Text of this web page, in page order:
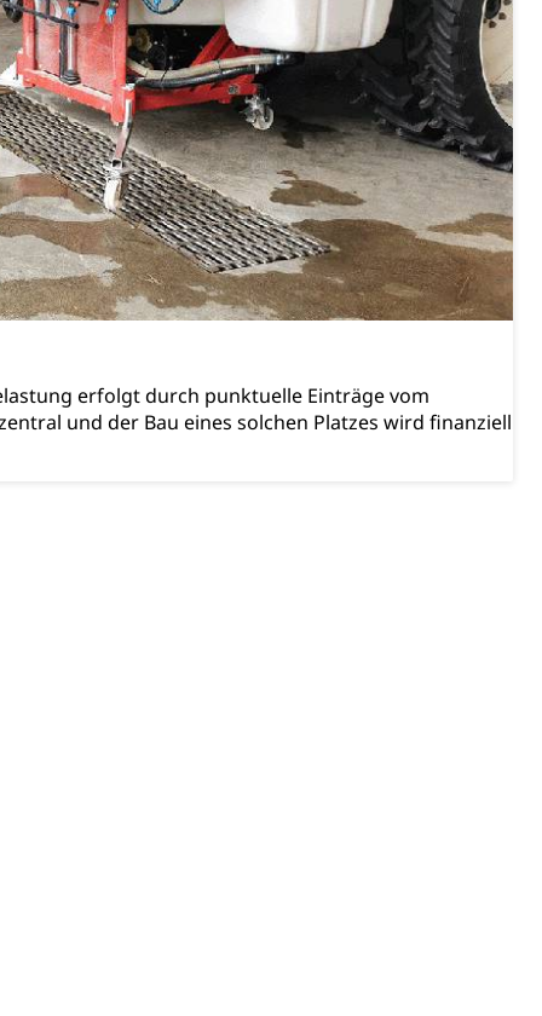
erfolgt durch punktuelle Einträge vom
und der Bau eines solchen Platzes wird finanziell
Windenergie, Wasserkraft, Sonnenenergie,
rawi